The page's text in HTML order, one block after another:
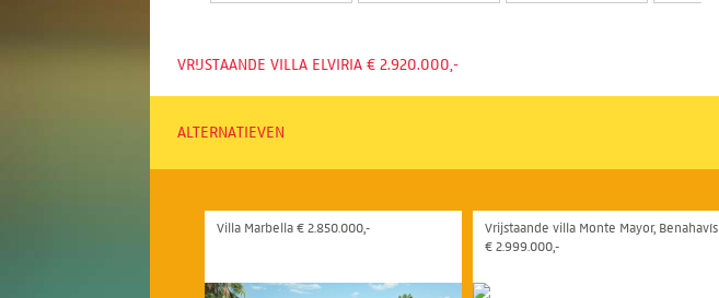
VRIJSTAANDE VILLA ELVIRIA € 2.920.000,-
ALTERNATIEVEN
Villa Marbella € 2.850.000,-
Vrijstaande villa Monte Mayor, Benahavís
€ 2.999.000,-